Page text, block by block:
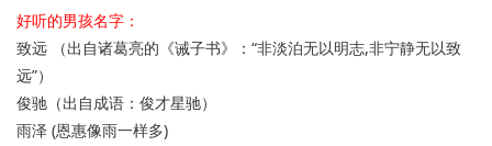
好听的男孩名字：
致远 （出自诸葛亮的《诫子书》：“非淡泊无以明志,非宁静无以致
远”）
俊驰（出自成语：俊才星驰）
雨泽 (恩惠像雨一样多)